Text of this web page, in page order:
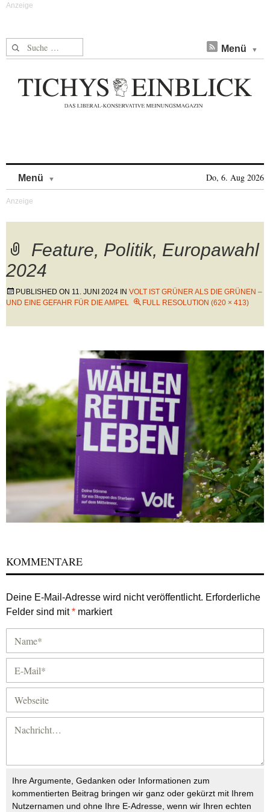
Suche nach: Menü
Menü Do, 6. Aug 2026
Feature, Politik, Europawahl
2024
PUBLISHED ON 11. JUNI 2024 IN VOLT IST GRÜNER ALS DIE GRÜNEN –
UND EINE GEFAHR FÜR DIE AMPEL
FULL RESOLUTION (620 × 413)
KOMMENTARE
Deine E-Mail-Adresse wird nicht veröffentlicht. Erforderliche
Felder sind mit* markiert
Ihre Argumente, Gedanken oder Informationen zum
kommentierten Beitrag bringen wir ganz oder gekürzt mit Ihrem
Nutzernamen und ohne Ihre E-Adresse, wenn wir Ihren echten